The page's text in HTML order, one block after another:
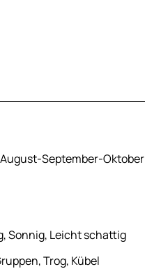
September-Oktober
Sonnig, Leicht schattig
Trog, Kübel